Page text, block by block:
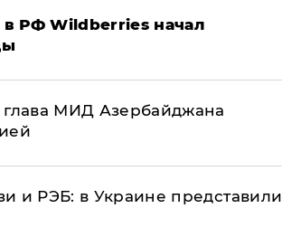
в РФ Wildberries начал
МИД Азербайджана
и РЭБ: в Украине представили